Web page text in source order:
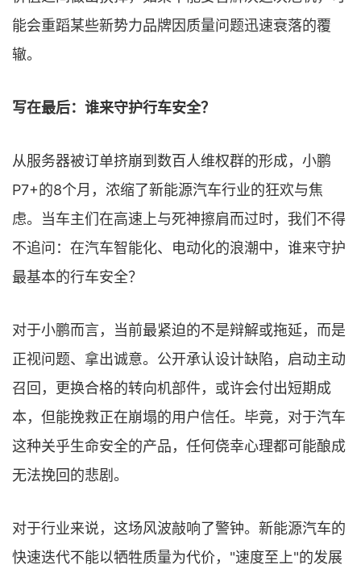
能会重蹈某些新势力品牌因质量问题迅速衰落的覆
辙。
写在最后：谁来守护行车安全？
从服务器被订单挤崩到数百人维权群的形成，小鹏
P7+的8个月，浓缩了新能源汽车行业的狂欢与焦
虑。当车主们在高速上与死神擦肩而过时，我们不得
不追问：在汽车智能化、电动化的浪潮中，谁来守护
最基本的行车安全？
对于小鹏而言，当前最紧迫的不是辩解或拖延，而是
正视问题、拿出诚意。公开承认设计缺陷，启动主动
召回，更换合格的转向机部件，或许会付出短期成
本，但能挽救正在崩塌的用户信任。毕竟，对于汽车
这种关乎生命安全的产品，任何侥幸心理都可能酿成
无法挽回的悲剧。
对于行业来说，这场风波敲响了警钟。新能源汽车的
快速迭代不能以牺牲质量为代价，"速度至上"的发展